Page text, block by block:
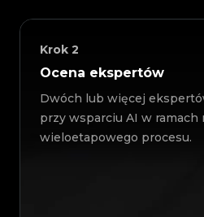
Krok 2
Ocena ekspertów
Dwóch lub więcej
przy wsparciu AI w ramach
wieloetapowego procesu.